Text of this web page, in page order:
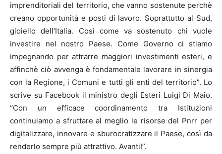
imprenditoriali del territorio, che vanno sostenute perchè
creano opportunità e posti di lavoro. Soprattutto al Sud,
gioiello dell’Italia. Così come va sostenuto chi vuole
investire nel nostro Paese. Come Governo ci stiamo
impegnando per attrarre maggiori investimenti esteri, e
affinchè ciò avvenga è fondamentale lavorare in sinergia
con la Regione, i Comuni e tutti gli enti del territorio”. Lo
scrive su Facebook il ministro degli Esteri Luigi Di Maio.
“Con un efficace coordinamento tra Istituzioni
continuiamo a sfruttare al meglio le risorse del Pnrr per
digitalizzare, innovare e sburocratizzare il Paese, così da
renderlo sempre più attrattivo. Avanti!”.